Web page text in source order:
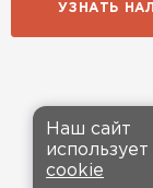
УЗНАТЬ
Наш сайт
cookie